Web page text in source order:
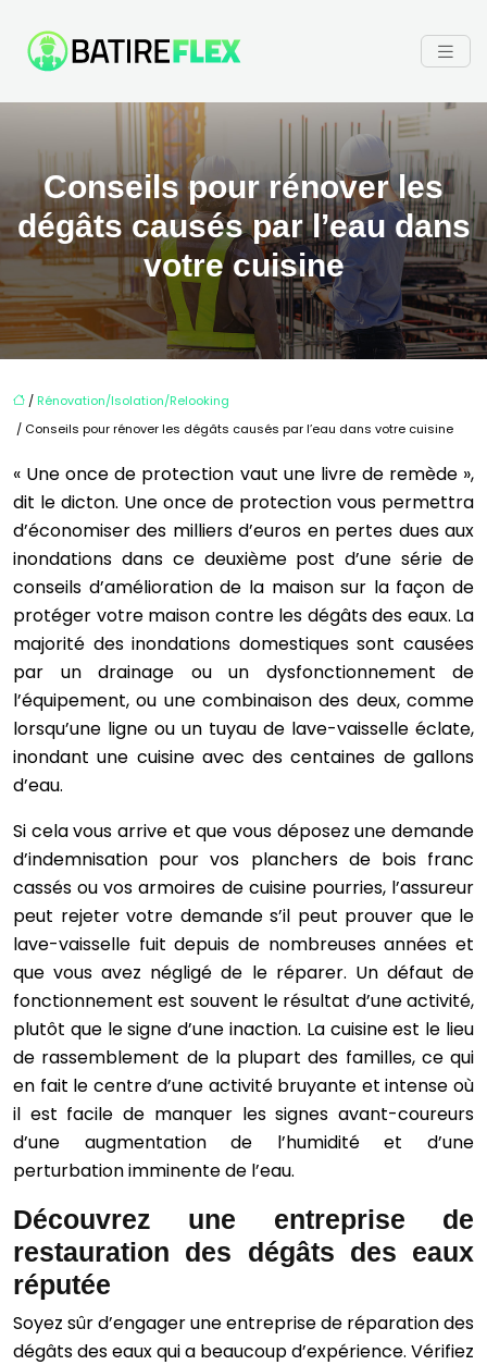
Conseils pour rénover les
dégâts causés par l’eau dans
votre cuisine
/ Rénovation/Isolation/Relooking
/ Conseils pour rénover les dégâts causés par l’eau dans votre cuisine
« Une once de protection vaut une livre de remède »,
dit le dicton. Une once de protection vous permettra
d’économiser des milliers d’euros en pertes dues aux
inondations dans ce deuxième post d’une série de
conseils d’amélioration de la maison sur la façon de
protéger votre maison contre les dégâts des eaux. La
majorité des inondations domestiques sont causées
par un drainage ou un dysfonctionnement de
l’équipement, ou une combinaison des deux, comme
lorsqu’une ligne ou un tuyau de lave-vaisselle éclate,
inondant une cuisine avec des centaines de gallons
d’eau.
Si cela vous arrive et que vous déposez une demande
d’indemnisation pour vos planchers de bois franc
cassés ou vos armoires de cuisine pourries, l’assureur
peut rejeter votre demande s’il peut prouver que le
lave-vaisselle fuit depuis de nombreuses années et
que vous avez négligé de le réparer. Un défaut de
fonctionnement est souvent le résultat d’une activité,
plutôt que le signe d’une inaction. La cuisine est le lieu
de rassemblement de la plupart des familles, ce qui
en fait le centre d’une activité bruyante et intense où
il est facile de manquer les signes avant-coureurs
d’une augmentation de l’humidité et d’une
perturbation imminente de l’eau.
Découvrez une entreprise de
restauration des dégâts des eaux
réputée
Soyez sûr d’engager une entreprise de réparation des
dégâts des eaux qui a beaucoup d’expérience. Vérifiez